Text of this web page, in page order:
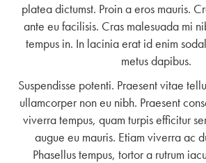
platea dictumst. Proin a eros mauris.
ante eu facilisis. Cras malesuada mi
tempus in. In lacinia erat id enim
metus dapibus.
Suspendisse potenti. Praesent vitae
ullamcorper non eu nibh. Praesent
viverra tempus, quam turpis efficitur
augue eu mauris. Etiam viverra ac
Phasellus tempus, tortor a rutrum